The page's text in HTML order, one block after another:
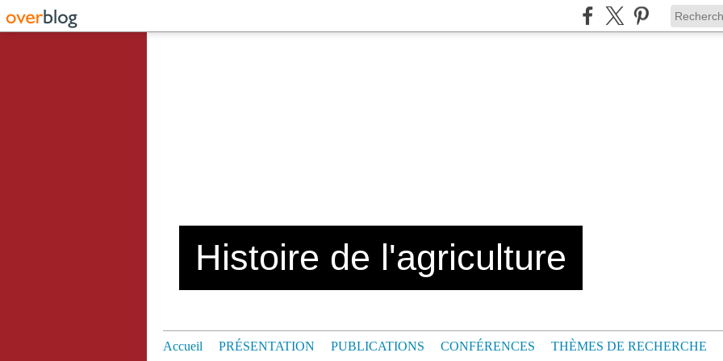
Histoire de l'agriculture
Accueil PRÉSENTATION PUBLICATIONS CONFÉRENCES THÈMES DE RECHERCHE